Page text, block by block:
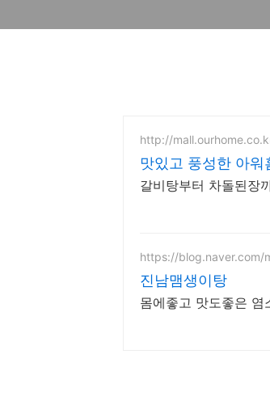
http://
맛있고 풍성한 아
갈비탕부터 차돌된장
https://blog.naver.com/
진남맴생이탕
몸에좋고 맛도좋은